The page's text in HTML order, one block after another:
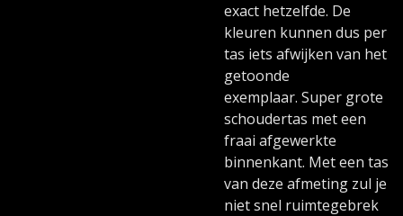
exact hetzelfde. De
kleuren kunnen dus per
tas iets afwijken van het
getoonde
exemplaar. Super grote
schoudertas met een
fraai afgewerkte
binnenkant. Met een tas
van deze afmeting zul je
niet snel ruimtegebrek